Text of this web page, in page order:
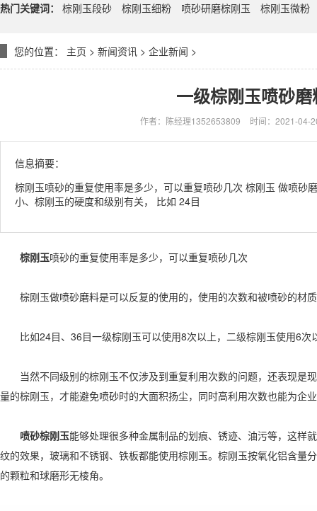
热门关键词： 棕刚玉段砂 棕刚玉细粉 喷砂研磨棕刚玉 棕刚玉微粉
您的位置： 主页 > 新闻资讯 > 企业新闻 >
一级棕刚玉喷砂
作者：陈经理1352653809 时间：2021-04-
信息摘要：
棕刚玉喷砂的重复使用率是多少，可以重复喷砂几次 棕刚玉 做喷
小、棕刚玉的硬度和级别有关， 比如 24目
棕刚玉喷砂的重复使用率是多少，可以重复喷砂几次
棕刚玉做喷砂磨料是可以反复的使用的，使用的次数和被喷砂的材
比如24目、36目一级棕刚玉可以使用8次以上，二级棕刚玉使用6次
当然不同级别的棕刚玉不仅涉及到重复利用次数的问题，还表现是
量的棕刚玉，才能避免喷砂时的大面积扬尘，同时高利用次数也能为企
喷砂棕刚玉能够处理很多种金属制品的划痕、锈迹、油污等，这样
纹的效果，玻璃和不锈钢、铁板都能使用棕刚玉。棕刚玉按氧化铝含量
的颗粒和球磨形无棱角。